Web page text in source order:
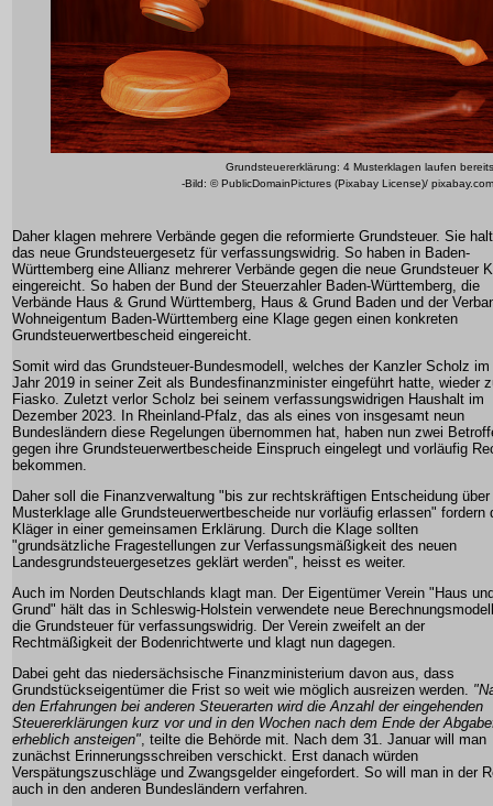
Grundsteuererklärung: 4 Musterklagen laufen bereits
-Bild: © PublicDomainPictures (Pixabay License)/ pixabay.com
Daher klagen mehrere Verbände gegen die reformierte Grundsteuer. Sie
das neue Grundsteuergesetz für verfassungswidrig. So haben in Baden-
Württemberg eine Allianz mehrerer Verbände gegen die neue Grundsteuer
eingereicht. So haben der Bund der Steuerzahler Baden-Württemberg, die
Verbände Haus & Grund Württemberg, Haus & Grund Baden und der
Wohneigentum Baden-Württemberg eine Klage gegen einen konkreten
Grundsteuerwertbescheid eingereicht.
Somit wird das Grundsteuer-Bundesmodell, welches der Kanzler Scholz im
Jahr 2019 in seiner Zeit als Bundesfinanzminister eingeführt hatte, wieder
Fiasko. Zuletzt verlor Scholz bei seinem verfassungswidrigen Haushalt im
Dezember 2023. In Rheinland-Pfalz, das als eines von insgesamt neun
Bundesländern diese Regelungen übernommen hat, haben nun zwei
gegen ihre Grundsteuerwertbescheide Einspruch eingelegt und vorläufig
bekommen.
Daher soll die Finanzverwaltung "bis zur rechtskräftigen Entscheidung über
Musterklage alle Grundsteuerwertbescheide nur vorläufig erlassen" fordern
Kläger in einer gemeinsamen Erklärung. Durch die Klage sollten
"grundsätzliche Fragestellungen zur Verfassungsmäßigkeit des neuen
Landesgrundsteuergesetzes geklärt werden", heisst es weiter.
Auch im Norden Deutschlands klagt man. Der Eigentümer Verein "Haus
Grund" hält das in Schleswig-Holstein verwendete neue
die Grundsteuer für verfassungswidrig. Der Verein zweifelt an der
Rechtmäßigkeit der Bodenrichtwerte und klagt nun dagegen.
Dabei geht das niedersächsische Finanzministerium davon aus, dass
Grundstückseigentümer die Frist so weit wie möglich ausreizen werden.
den Erfahrungen bei anderen Steuerarten wird die Anzahl der eingehenden
Steuererklärungen kurz vor und in den Wochen nach dem Ende der
erheblich ansteigen", teilte die Behörde mit. Nach dem 31. Januar will man
zunächst Erinnerungsschreiben verschickt. Erst danach würden
Verspätungszuschläge und Zwangsgelder eingefordert. So will man in der
auch in den anderen Bundesländern verfahren.